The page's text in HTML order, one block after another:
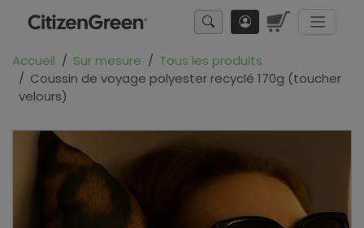
Accueil Sur mesure
Tous les produits
Coussin de voyage polyester recyclé 170g (toucher
velours)